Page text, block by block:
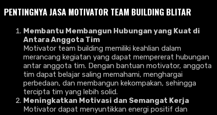
PENTINGNYAJASA MOTIVATOR TEAM BUILDING BLITAR
Membantu Membangun Hubungan yang Kuat di
Antara Anggota Tim
Motivator team building memiliki keahlian dalam
merancang kegiatan yang dapat mempererat hubungan
antar anggota tim. Dengan bantuan motivator, anggota
tim dapat belajar saling memahami, menghargai
perbedaan, dan membangun kekompakan, sehingga
tercipta tim yang lebih solid.
Meningkatkan Motivasi dan Semangat Kerja
Motivator dapat menyuntikkan energi positif dan